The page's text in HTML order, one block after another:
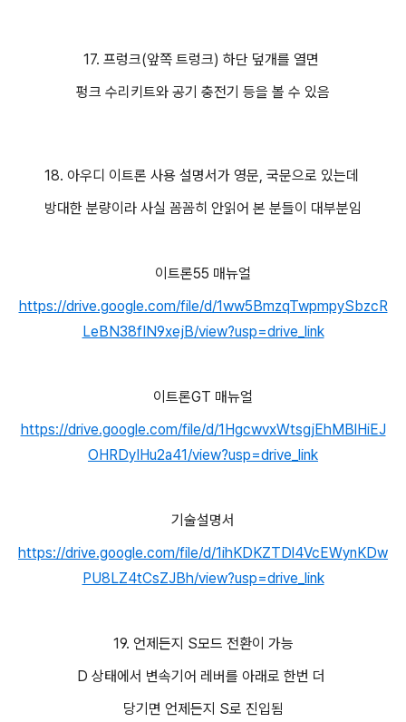
17. 프렁크(앞쪽 트렁크) 하단 덮개를 열면
펑크 수리키트와 공기 충전기 등을 볼 수 있음
18. 아우디 이트론 사용 설명서가 영문, 국문으로 있는데
방대한 분량이라 사실 꼼꼼히 안읽어 본 분들이 대부분임
이트론55 매뉴얼
https://drive.google.com/file/d/1ww5BmzqTwpmpySbzcR
LeBN38fIN9xejB/view?usp=drive_link
이트론GT 매뉴얼
https://drive.google.com/file/d/1HgcwvxWtsgjEhMBlHiEJ
OHRDyIHu2a41/view?usp=drive_link
기술설명서
https://drive.google.com/file/d/1ihKDKZTDl4VcEWynKDw
PU8LZ4tCsZJBh/view?usp=drive_link
19. 언제든지 S모드 전환이 가능
D 상태에서 변속기어 레버를 아래로 한번 더
당기면 언제든지 S로 진입됨